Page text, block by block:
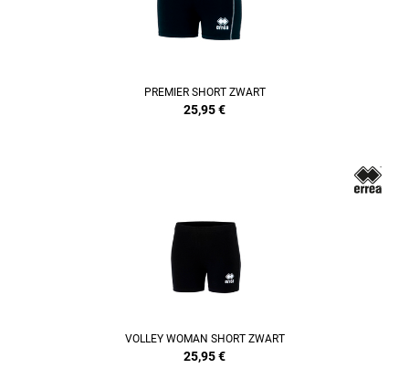
PREMIER SHORT ZWART
25,95€
VOLLEY WOMAN SHORT ZWART
25,95€